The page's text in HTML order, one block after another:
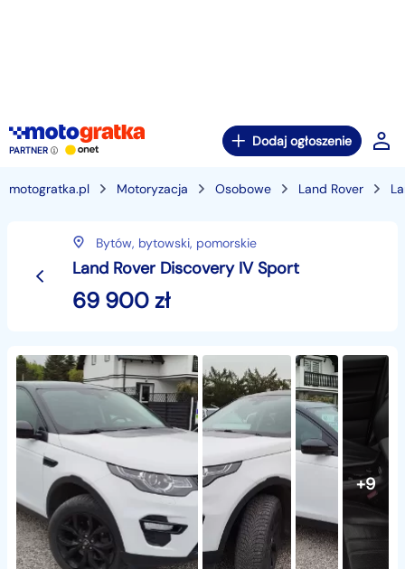
PARTNER
Dodaj ogłoszenie
motogratka.pl Motoryzacja Osobowe Land Rover
Bytów, bytowski, pomorskie
Land Rover Discovery IV Sport
69 900zł
+9